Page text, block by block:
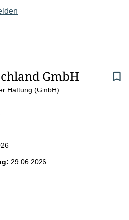
GmbH
Haftung (GmbH)
29.06.2026